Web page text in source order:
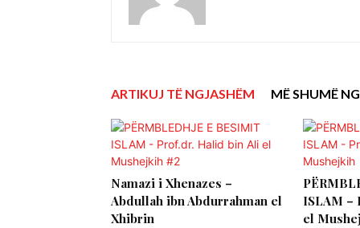
ARTIKUJ TË NGJASHËM MË SHUMË
Namazi i Xhenazes –
Abdullah ibn Abdurrahman el
Xhibrin
ISLAM –
el